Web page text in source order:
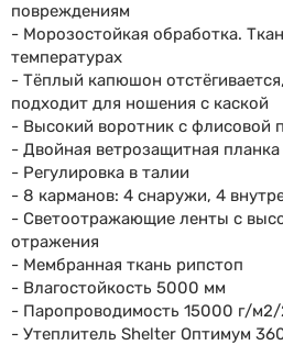
повреждениям
- Морозостойкая обработка.
температурах
- Тёплый капюшон
подходит для ношения с каской
- Высокий воротник с флисовой
- Двойная ветрозащитная планка
- Регулировка в талии
- 8 карманов: 4 снаружи, 4
- Светоотражающие ленты с
отражения
- Мембранная ткань рипстоп
- Влагостойкость 5000 мм
- Паропроводимость 15000 г/м2/
- Утеплитель Shelter Оптимум